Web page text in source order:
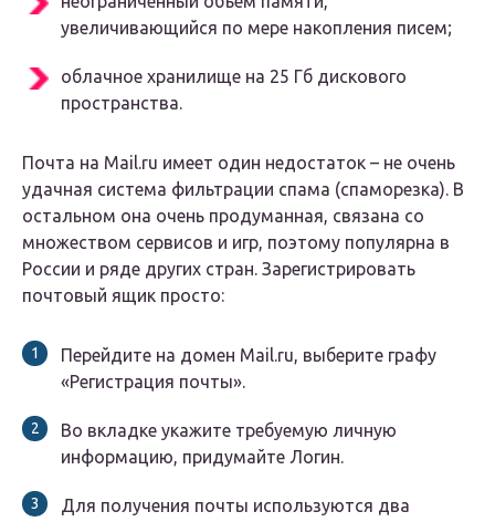
увеличивающийся по мере накопления писем;
облачное хранилище на 25 Гб дискового
пространства.
Почта на Mail.ru имеет один недостаток – не очень
удачная система фильтрации спама (спаморезка). В
остальном она очень продуманная, связана со
множеством сервисов и игр, поэтому популярна в
России и ряде других стран. Зарегистрировать
почтовый ящик просто:
Перейдите на домен Mail.ru, выберите графу
«Регистрация почты».
Во вкладке укажите требуемую личную
информацию, придумайте Логин.
Для получения почты используются два